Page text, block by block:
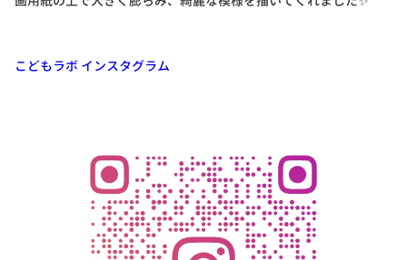
こどもラボ インスタグラム